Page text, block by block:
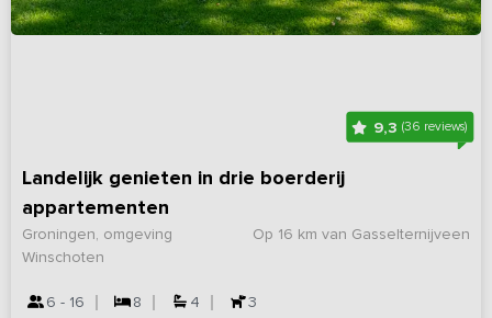
9,3 (36 reviews)
Landelijk genieten in drie boerderij
appartementen
Op 16 km van Gasselternijveen
Groningen, omgeving
Winschoten
6 - 16 8 4 3